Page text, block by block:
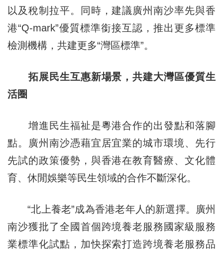
以及稅制拉平。同時，建議廣州南沙率先與香
港“Q-mark”優質標準銜接互認，推出更多標準
檢測機構，共建更多“灣區標準”。
拓展民生互惠新場景，共建大灣區優質生
活圈
增進民生福祉是粵港合作的出發點和落腳
點。廣州南沙憑藉宜居宜業的城市環境、先行
先試的政策優勢，與香港在教育醫療、文化體
育、休閒娛樂等民生領域的合作不斷深化。
“北上養老”成為香港老年人的新選擇。廣州
南沙獲批了全國首個跨境養老服務國家級服務
業標準化試點，加快探索打造跨境養老服務品